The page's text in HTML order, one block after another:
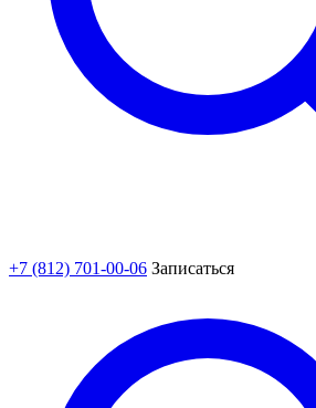
+7 (812) 701-00-06 Записаться